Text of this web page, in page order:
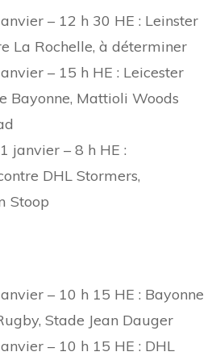
– 12 h 30 HE : Leinster
La Rochelle, à déterminer
– 15 h HE : Leicester
Bayonne, Mattioli Woods
janvier – 8 h HE :
DHL Stormers,
Stoop
– 10 h 15 HE : Bayonne
Stade Jean Dauger
– 10 h 15 HE : DHL